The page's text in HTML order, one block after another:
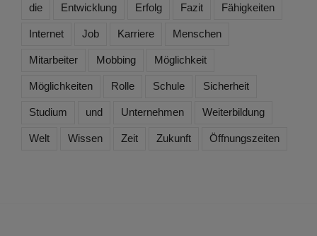
die Entwicklung Erfolg Fazit Fähigkeiten
Internet Job Karriere Menschen
Mitarbeiter Mobbing Möglichkeit
Möglichkeiten Rolle Schule Sicherheit
Studium und Unternehmen Weiterbildung
Welt Wissen Zeit Zukunft Öffnungszeiten